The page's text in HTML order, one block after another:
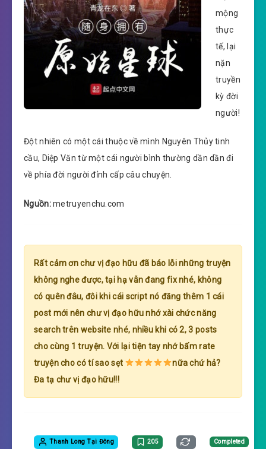
mộng
thực
tế, lại
nặn
truyền
kỳ đời
người!
Đột nhiên có một cái thuộc về mình Nguyên Thủy tinh
cầu, Diệp Văn từ một cái người bình thường dần dần đi
về phía đời người đỉnh cấp câu chuyện.
Nguồn:metruyenchu.com
Rất cảm ơn chư vị đạo hữu đã báo lỗi những truyện
không nghe được, tại hạ vẫn đang fix nhé, không
có quên đâu, đôi khi cái script nó đăng thêm 1 cái
post mới nên chư vị đạo hữu nhớ xài chức năng
search trên website nhé, nhiều khi có 2, 3 posts
cho cùng 1 truyện. Với lại tiện tay nhớ bấm rate
truyện cho có tí sao sẹt
nữa chứ hả?
Đa tạ chư vị đạo hữu!!!
Thanh Long Tại Đông 205 Completed